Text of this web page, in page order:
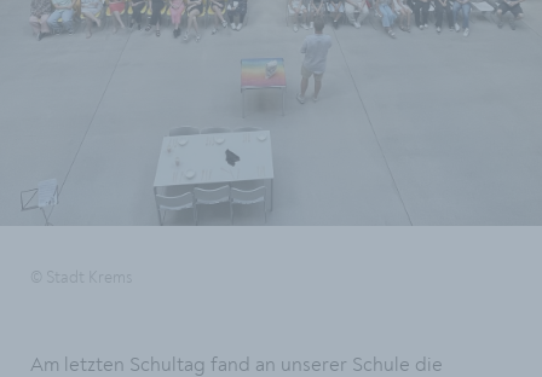
Am letzten Schultag fand an unserer Schule die